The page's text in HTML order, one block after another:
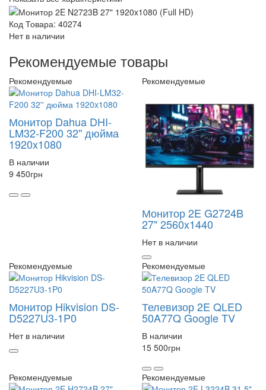
Код Товара: 40274
Нет в наличии
Рекомендуемые товары
Рекомендуемые
Монитор Dahua DHI-
LM32-F200 32'' дюйма
1920x1080
В наличии
9 450грн
Рекомендуемые
Монитор 2E G2724B
27" 2560x1440
Нет в наличии
Рекомендуемые
Монитор Hikvision DS-
D5227U3-1P0
Нет в наличии
Рекомендуемые
Телевизор 2E QLED
50A77Q Google TV
В наличии
15 500грн
Рекомендуемые Рекомендуемые